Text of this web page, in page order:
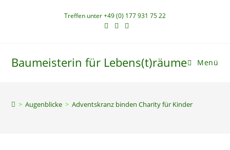
Treffen unter +49 (0) 177 931 75 22
Baumeisterin für Lebens(t)räume Menü
> Augenblicke > Adventskranz binden Charity für Kinder